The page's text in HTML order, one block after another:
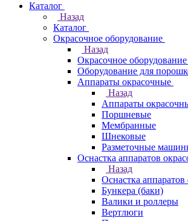
Каталог
Назад
Каталог
Окрасочное оборудование
Назад
Окрасочное оборудование
Оборудование для
Аппараты окрасочные
Назад
Аппараты
Поршневые
Мембранные
Шнековые
Разметочные
Оснастка аппаратов
Назад
Оснастка
Бункера (баки)
Валики и роллеры
Вертлюги